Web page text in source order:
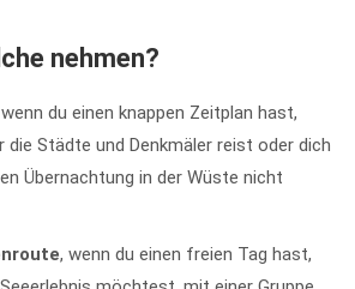
nehmen?
du einen knappen Zeitplan hast,
Städte und Denkmäler reist oder dich
Übernachtung in der Wüste nicht
, wenn du einen freien Tag hast,